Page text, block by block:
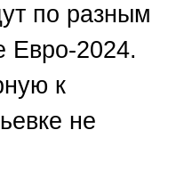
по разным
Евро-2024.
к
не